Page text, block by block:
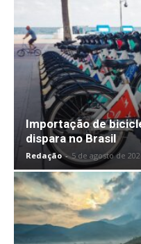
Importação de
dispara no Brasil
Redação - 5 de agosto de